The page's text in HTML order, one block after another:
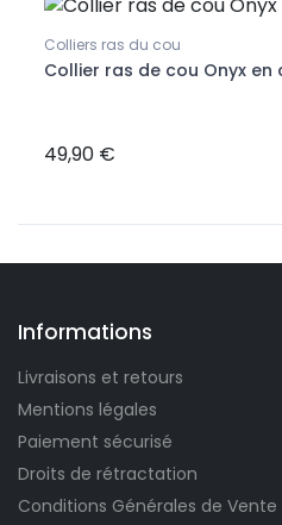
Colliers ras du cou
Collier ras de cou Onyx en
49,90 €
Informations
Livraisons et retours
Mentions légales
Paiement sécurisé
Droits de rétractation
Conditions Générales de